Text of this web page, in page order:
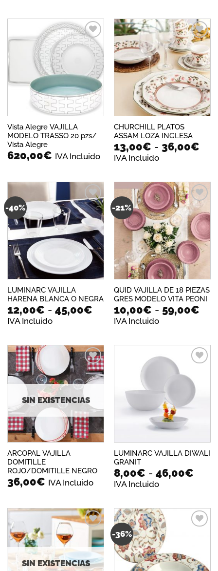
Añadir
a la
lista de
deseos
Vista Alegre VAJILLA
MODELO TRASSO 20 pzs/
Vista Alegre
620,00€ IVA Incluido
Añadir
a la
lista de
deseos
CHURCHILL PLATOS
ASSAM LOZA INGLESA
13,00€ - 36,00€
IVA Incluido
-40%
Añadir
a la
lista de
deseos
LUMINARC VAJILLA
HARENA BLANCA O NEGRA
12,00€ - 45,00€Rango
12,00€
hasta
45,00€
IVA Incluido
-21%
Añadir
a la
lista de
deseos
QUID VAJILLA DE 18 PIEZAS
GRES MODELO VITA PEONI
10,00€ - 59,00€
IVA Incluido
Añadir
a la
lista de
deseos
SIN EXISTENCIAS
ARCOPAL VAJILLA
DOMITILLE
ROJO/DOMITILLE NEGRO
36,00€ IVA Incluido
a la
lista de
deseos
LUMINARC VAJILLA DIWALI
GRANIT
8,00€ - 46,00€
IVA Incluido
a la
lista de
deseos
SIN EXISTENCIAS
-36%
deseos